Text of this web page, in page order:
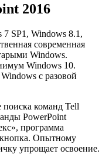
2016
7 SP1, Windows 8.1,
современная
Windows.
Windows 10.
с разовой
команд Tell
PowerPoint
программа
кнопка. Опытному
упрощает освоение.